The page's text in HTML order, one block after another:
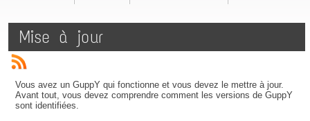
Mise à jour
Vous avez un GuppY qui fonctionne et vous devez le mettre à jour.
Avant tout, vous devez comprendre comment les versions de GuppY
sont identifiées.